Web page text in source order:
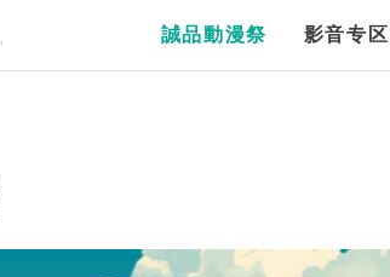
誠品動漫祭 影音专区